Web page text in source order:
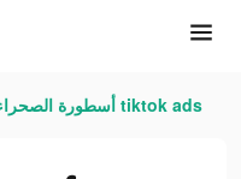
أسطورة الصحراء tiktok ads